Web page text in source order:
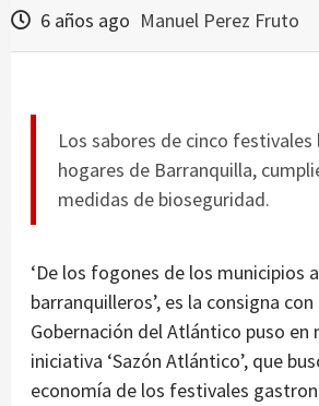
6 años ago Manuel Perez Fruto
Los sabores de cinco festivales
hogares de Barranquilla,
medidas de bioseguridad.
‘De los fogones de los municipios
barranquilleros’, es la consigna
Gobernación del Atlántico puso en
iniciativa ‘Sazón Atlántico’, que
economía de los festivales